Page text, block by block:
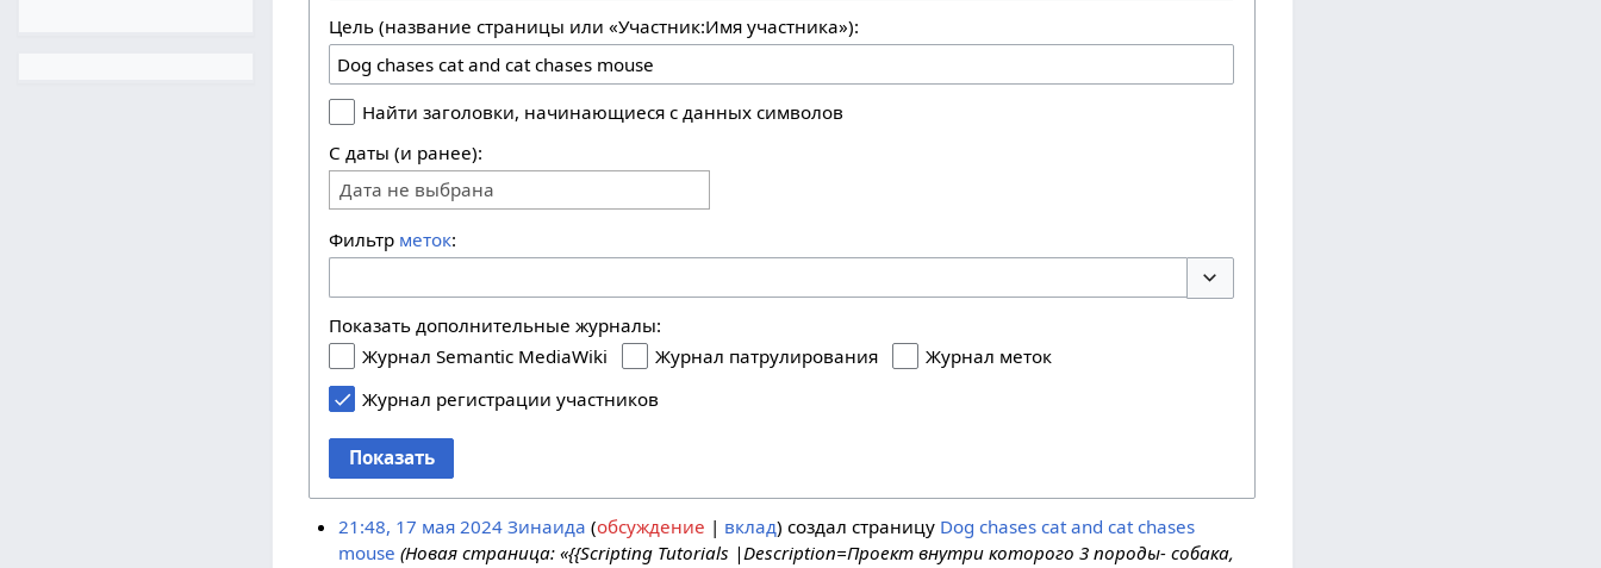
Цель (название страницы или «Участник:Имя участника»):
Найти заголовки, начинающиеся с данных символов
С даты (и ранее):
Дата не выбрана
Фильтр меток:
Показать дополнительные журналы:
Журнал Semantic MediaWiki
Журнал патрулирования
Журнал меток
Журнал регистрации участников
Показать
21:48, 17 мая 2024 Зинаида обсуждение вклад создал страницу Dog chases cat and cat chases
mouse (Новая страница: «{{Scripting Tutorials |Description=Проект внутри которого 3 породы- собака,